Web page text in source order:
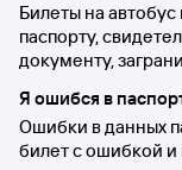
Билеты на
паспорту,
документу,
Я ошибся в
Ошибки в данных
билет с ошибкой и